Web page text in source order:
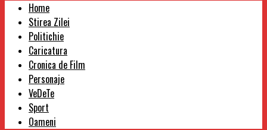
Home
Stirea Zilei
Politichie
Caricatura
Cronica de Film
Personaje
VeDeTe
Sport
Oameni